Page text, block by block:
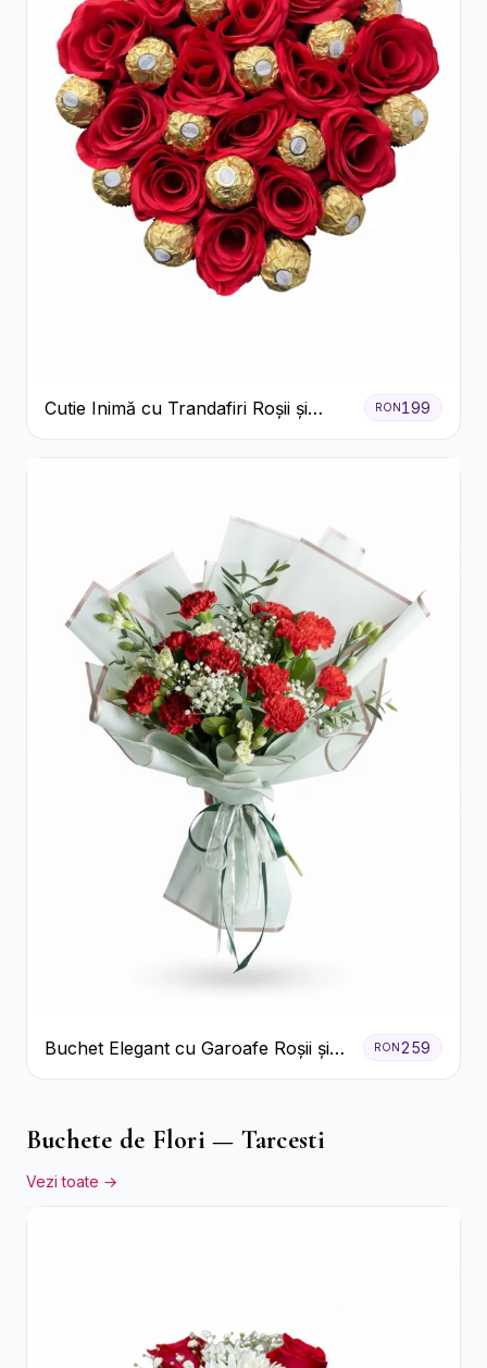
Cutie Inimă cu Trandafiri Roșii și
Ferrero Rocher
RON 199
Buchet Elegant cu Garoafe Roșii și
Floarea Miresei
RON259
Buchete de Flori — Tarcesti
Vezi toate →